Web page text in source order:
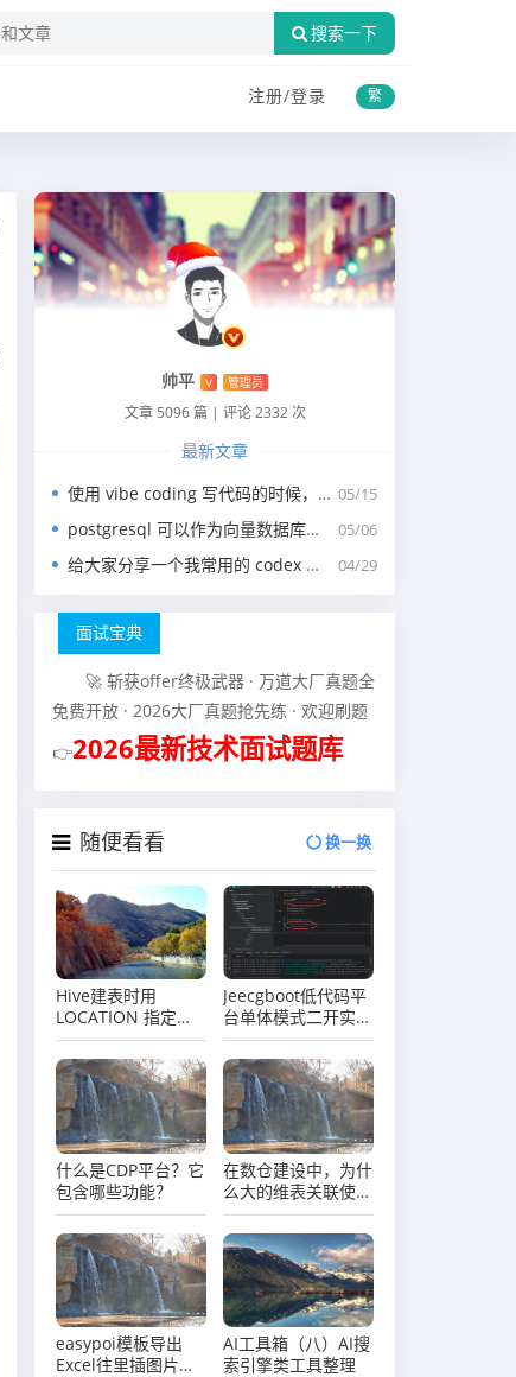
搜索一下
注册/登录 繁
帅平 V 管理员
文章 5096 篇 | 评论 2332 次
最新文章
05/15
使用 vibe coding 写代码的时候，一般我们会涉及到哪些提示词？
05/06
postgresql 可以作为向量数据库，那我们安装哪个版本呢？
04/29
给大家分享一个我常用的 codex 中的 agents.md 文件
面试宝典
🚀 斩获offer终极武器 · 万道大厂真题全
免费开放 · 2026大厂真题抢先练 · 欢迎刷题
👉2026最新技术面试题库
随便看看 换一换
Hive建表时用
LOCATION 指定路
径，有哪些坑？
Jeecgboot低代码平
台单体模式二开实战
系列（十一）后端低
代码二开之日志记录
+动态变量
什么是CDP平台？它
包含哪些功能？​​
在数仓建设中，为什
么大的维表关联使用
hbase而不使用
paimon？
easypoi模板导出
Excel往里插图片被
AI工具箱（八）AI搜
索引擎类工具整理